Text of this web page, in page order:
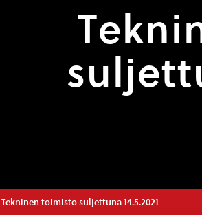
Tekninen toimisto suljettuna 14.5.2021